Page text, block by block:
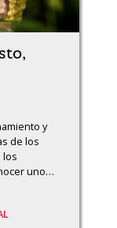
y
de los
los
uno…